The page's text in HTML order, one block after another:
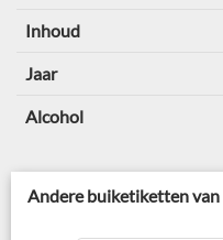
Inhoud
Jaar
Alcohol
Andere buiketiketten van